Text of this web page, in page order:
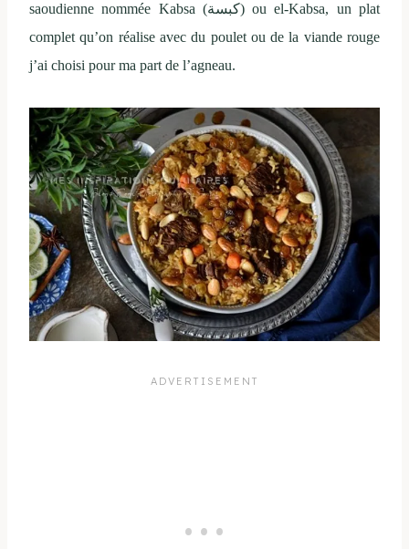
saoudienne nommée Kabsa (كبسة) ou el-Kabsa, un plat
complet qu’on réalise avec du poulet ou de la viande rouge
j’ai choisi pour ma part de l’agneau.